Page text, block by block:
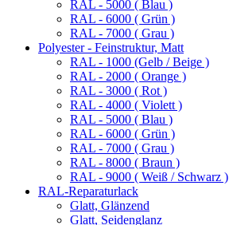
RAL - 5000 ( Blau )
RAL - 6000 ( Grün )
RAL - 7000 ( Grau )
Polyester - Feinstruktur, Matt
RAL - 1000 (Gelb / Beige )
RAL - 2000 ( Orange )
RAL - 3000 ( Rot )
RAL - 4000 ( Violett )
RAL - 5000 ( Blau )
RAL - 6000 ( Grün )
RAL - 7000 ( Grau )
RAL - 8000 ( Braun )
RAL - 9000 ( Weiß / Schwarz )
RAL-Reparaturlack
Glatt, Glänzend
Glatt, Seidenglanz